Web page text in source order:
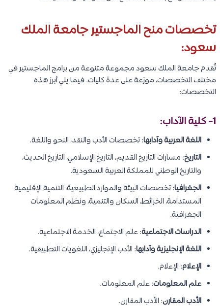
تخصصات منح الماجستير جامعة الملك
سعود:
تُقدم جامعة الملك سعود مجموعة متنوعة من برامج الماجستير في
مختلف التخصصات، موزعة على عدة كليات. فيما يلي أبرز هذه
التخصصات:
1- كلية الآداب:
اللغة العربية وآدابها: تخصصات الأدب والنقد، النحو واللغة.
التاريخ: مسارات التاريخ القديم، التاريخ الإسلامي، التاريخ الحديث،
والتاريخ الوطني للمملكة العربية السعودية.
الجغرافيا: تخصصات البيئة والموارد الطبيعية، التنمية الإقليمية
المستدامة، الخرائط، السكان والتنمية، ونظم المعلومات
الجغرافية.
الدراسات الاجتماعية: علم الاجتماع، الخدمة الاجتماعية.
اللغة الإنجليزية وآدابها: الأدب الإنجليزي، اللغويات التطبيقية.
الإعلام: الإعلام.
علم المعلومات: علم المعلومات.
الأدب المقارن: الأدب المقارن.